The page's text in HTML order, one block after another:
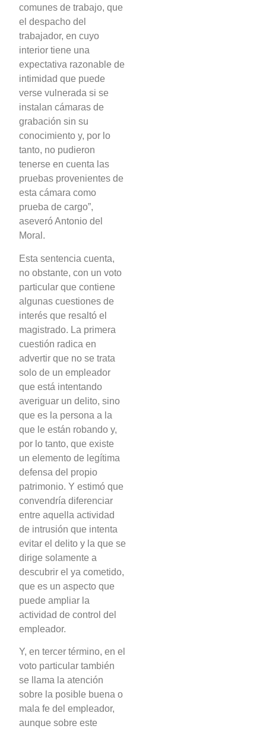
comunes de trabajo, que
el despacho del
trabajador, en cuyo
interior tiene una
expectativa razonable de
intimidad que puede
verse vulnerada si se
instalan cámaras de
grabación sin su
conocimiento y, por lo
tanto, no pudieron
tenerse en cuenta las
pruebas provenientes de
esta cámara como
prueba de cargo”,
aseveró Antonio del
Moral.
Esta sentencia cuenta,
no obstante, con un voto
particular que contiene
algunas cuestiones de
interés que resaltó el
magistrado. La primera
cuestión radica en
advertir que no se trata
solo de un empleador
que está intentando
averiguar un delito, sino
que es la persona a la
que le están robando y,
por lo tanto, que existe
un elemento de legítima
defensa del propio
patrimonio. Y estimó que
convendría diferenciar
entre aquella actividad
de intrusión que intenta
evitar el delito y la que se
dirige solamente a
descubrir el ya cometido,
que es un aspecto que
puede ampliar la
actividad de control del
empleador.
Y, en tercer término, en el
voto particular también
se llama la atención
sobre la posible buena o
mala fe del empleador,
aunque sobre este